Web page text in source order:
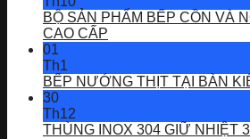
BỘ SẢN PHẨM BẾP CỒN VÀ
CAO CẤP
01
Th1
BẾP NƯỚNG THỊT TẠI BÀN
30
Th12
THÙNG INOX 304 GIỮ NHIỆT